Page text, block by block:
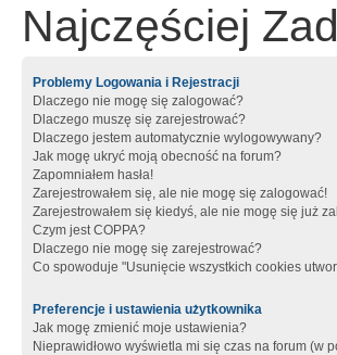
Najczęściej
Problemy Logowania i Rejestracji
Dlaczego nie mogę się zalogować?
Dlaczego muszę się zarejestrować?
Dlaczego jestem automatycznie wylogowywany?
Jak mogę ukryć moją obecność na forum?
Zapomniałem hasła!
Zarejestrowałem się, ale nie mogę się zalogować!
Zarejestrowałem się kiedyś, ale nie mogę się już
Czym jest COPPA?
Dlaczego nie mogę się zarejestrować?
Co spowoduje "Usunięcie wszystkich cookies
Preferencje i ustawienia użytkownika
Jak mogę zmienić moje ustawienia?
Nieprawidłowo wyświetla mi się czas na forum (w